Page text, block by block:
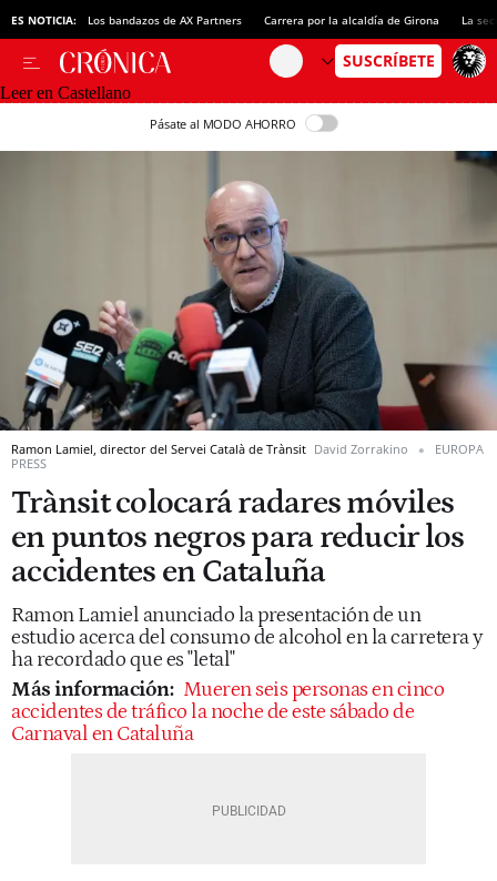
ES NOTICIA: Los bandazos de AX Partners Carrera por la alcaldía de Girona La
Leer en Castellano
Pásate al MODO AHORRO
Ramon Lamiel, director del Servei Català de Trànsit David Zorrakino
EUROPA
PRESS
Trànsit colocará radares móviles
en puntos negros para reducir los
accidentes en Cataluña
Ramon Lamiel anunciado la presentación de un
estudio acerca del consumo de alcohol en la carretera y
ha recordado que es "letal"
Más información: Mueren seis personas en cinco
accidentes de tráfico la noche de este sábado de
Carnaval en Cataluña